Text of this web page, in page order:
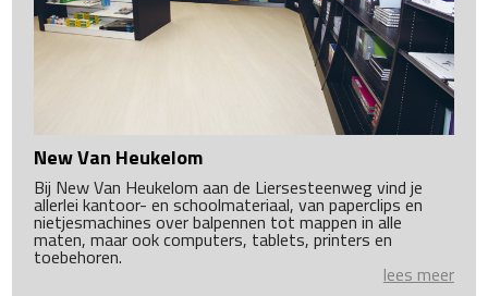
New Van Heukelom
Bij New Van Heukelom aan de Liersesteenweg vind je
allerlei kantoor- en schoolmateriaal, van paperclips en
nietjesmachines over balpennen tot mappen in alle
maten, maar ook computers, tablets, printers en
toebehoren.
lees meer